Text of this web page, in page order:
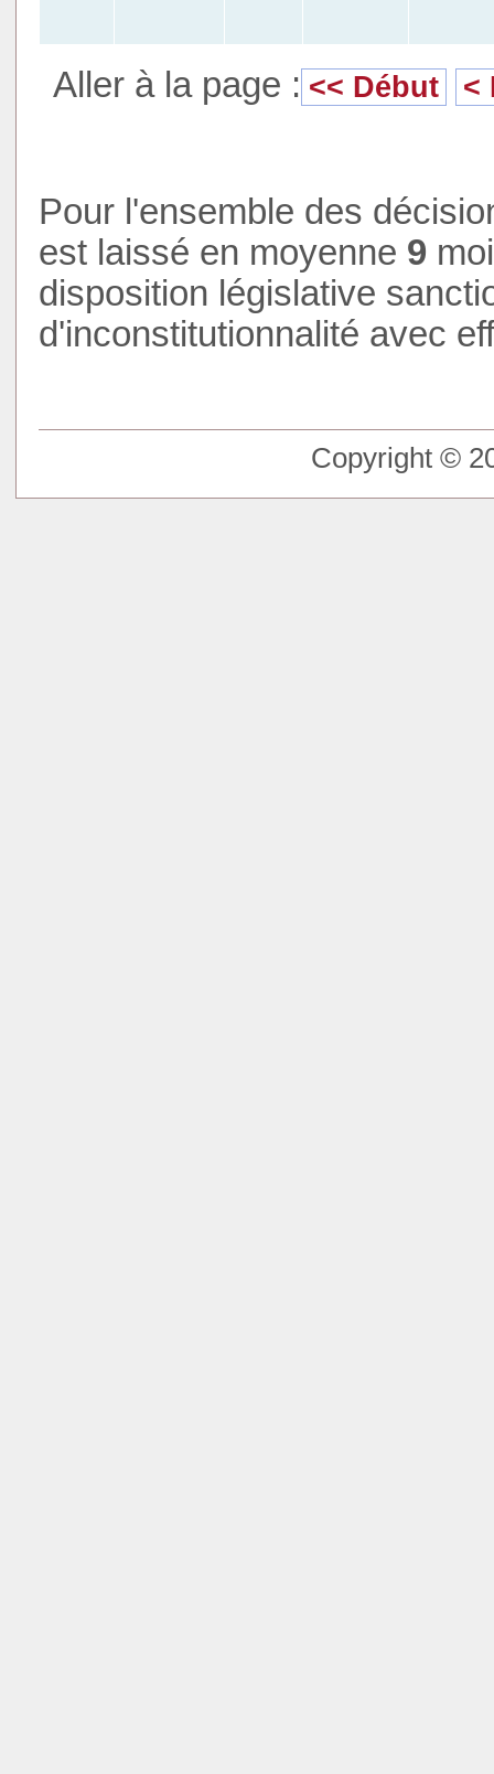
Aller à la page : << Début <
Pour l'ensemble des
est laissé en moyenne 9
disposition législative
d'inconstitutionnalité avec
Copyright ©